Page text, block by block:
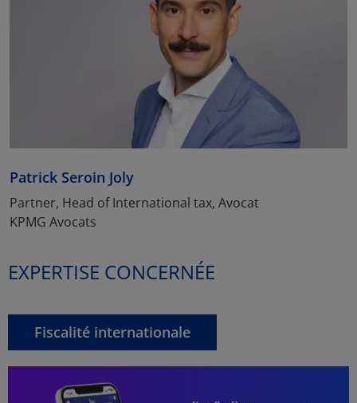
Patrick Seroin Joly
Partner, Head of International tax, Avocat
KPMG Avocats
EXPERTISE CONCERNÉE
Fiscalité internationale